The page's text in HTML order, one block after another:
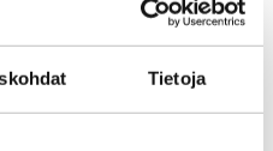
Tietoja